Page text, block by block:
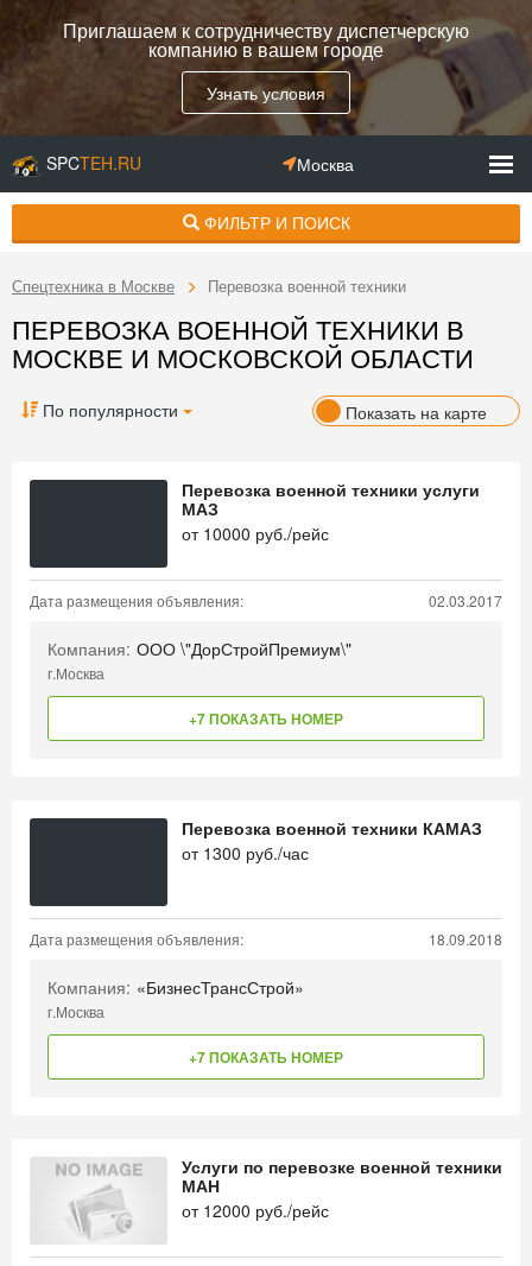
Приглашаем к сотрудничеству диспетчерскую
компанию в вашем городе
Узнать условия
SPCTEH.RU Москва
ФИЛЬТР И ПОИСК
Спецтехника в Москве Перевозка военной техники
ПЕРЕВОЗКА ВОЕННОЙ ТЕХНИКИ В
МОСКВЕ И МОСКОВСКОЙ ОБЛАСТИ
По популярности Показать на карте
Перевозка военной техники услуги
МАЗ
от 10000 руб./рейс
Дата размещения объявления: 02.03.2017
Компания: ООО \"ДорСтройПремиум\"
г.Москва
+7 ПОКАЗАТЬ НОМЕР
Перевозка военной техники КАМАЗ
от 1300 руб./час
Дата размещения объявления: 18.09.2018
Компания: «БизнесТрансСтрой»
г.Москва
+7 ПОКАЗАТЬ НОМЕР
Услуги по перевозке военной техники
МАН
от 12000 руб./рейс